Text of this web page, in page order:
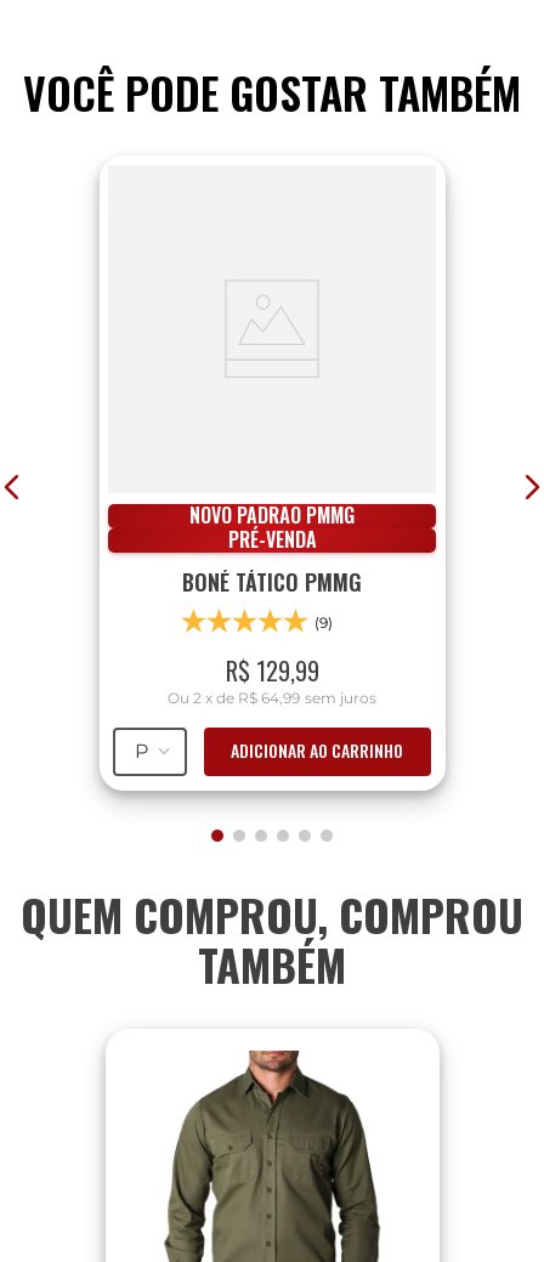
VOCÊ PODE GOSTAR TAMBÉM
NOVO PADRÃO PMMG
PRÉ-VENDA
BONÉ TÁTICO PMMG
(9)
R$ 129,99
Ou 2 x de R$ 64,99 sem juros
P ADICIONAR AO CARRINHO
QUEM COMPROU, COMPROU
TAMBÉM